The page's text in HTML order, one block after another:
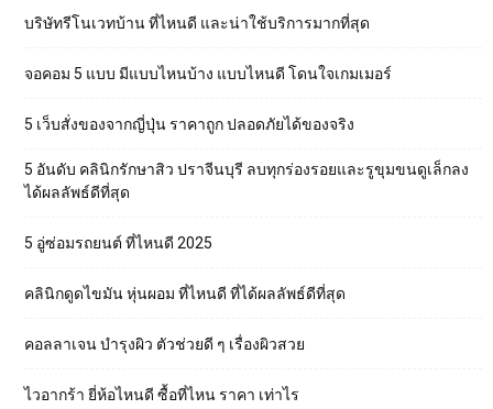
บริษัทรีโนเวทบ้าน ที่ไหนดี และน่าใช้บริการมากที่สุด
จอคอม 5 แบบ มีแบบไหนบ้าง แบบไหนดี โดนใจเกมเมอร์
5 เว็บสั่งของจากญี่ปุ่น ราคาถูก ปลอดภัยได้ของจริง
5 อันดับ คลินิกรักษาสิว ปราจีนบุรี ลบทุกร่องรอยและรูขุมขนดูเล็กลง
ได้ผลลัพธ์ดีที่สุด
5 อู่ซ่อมรถยนต์ ที่ไหนดี 2025
คลินิกดูดไขมัน หุ่นผอม ที่ไหนดี ที่ได้ผลลัพธ์ดีที่สุด
คอลลาเจน บำรุงผิว ตัวช่วยดี ๆ เรื่องผิวสวย
ไวอากร้า ยี่ห้อไหนดี ซื้อที่ไหน ราคา เท่าไร